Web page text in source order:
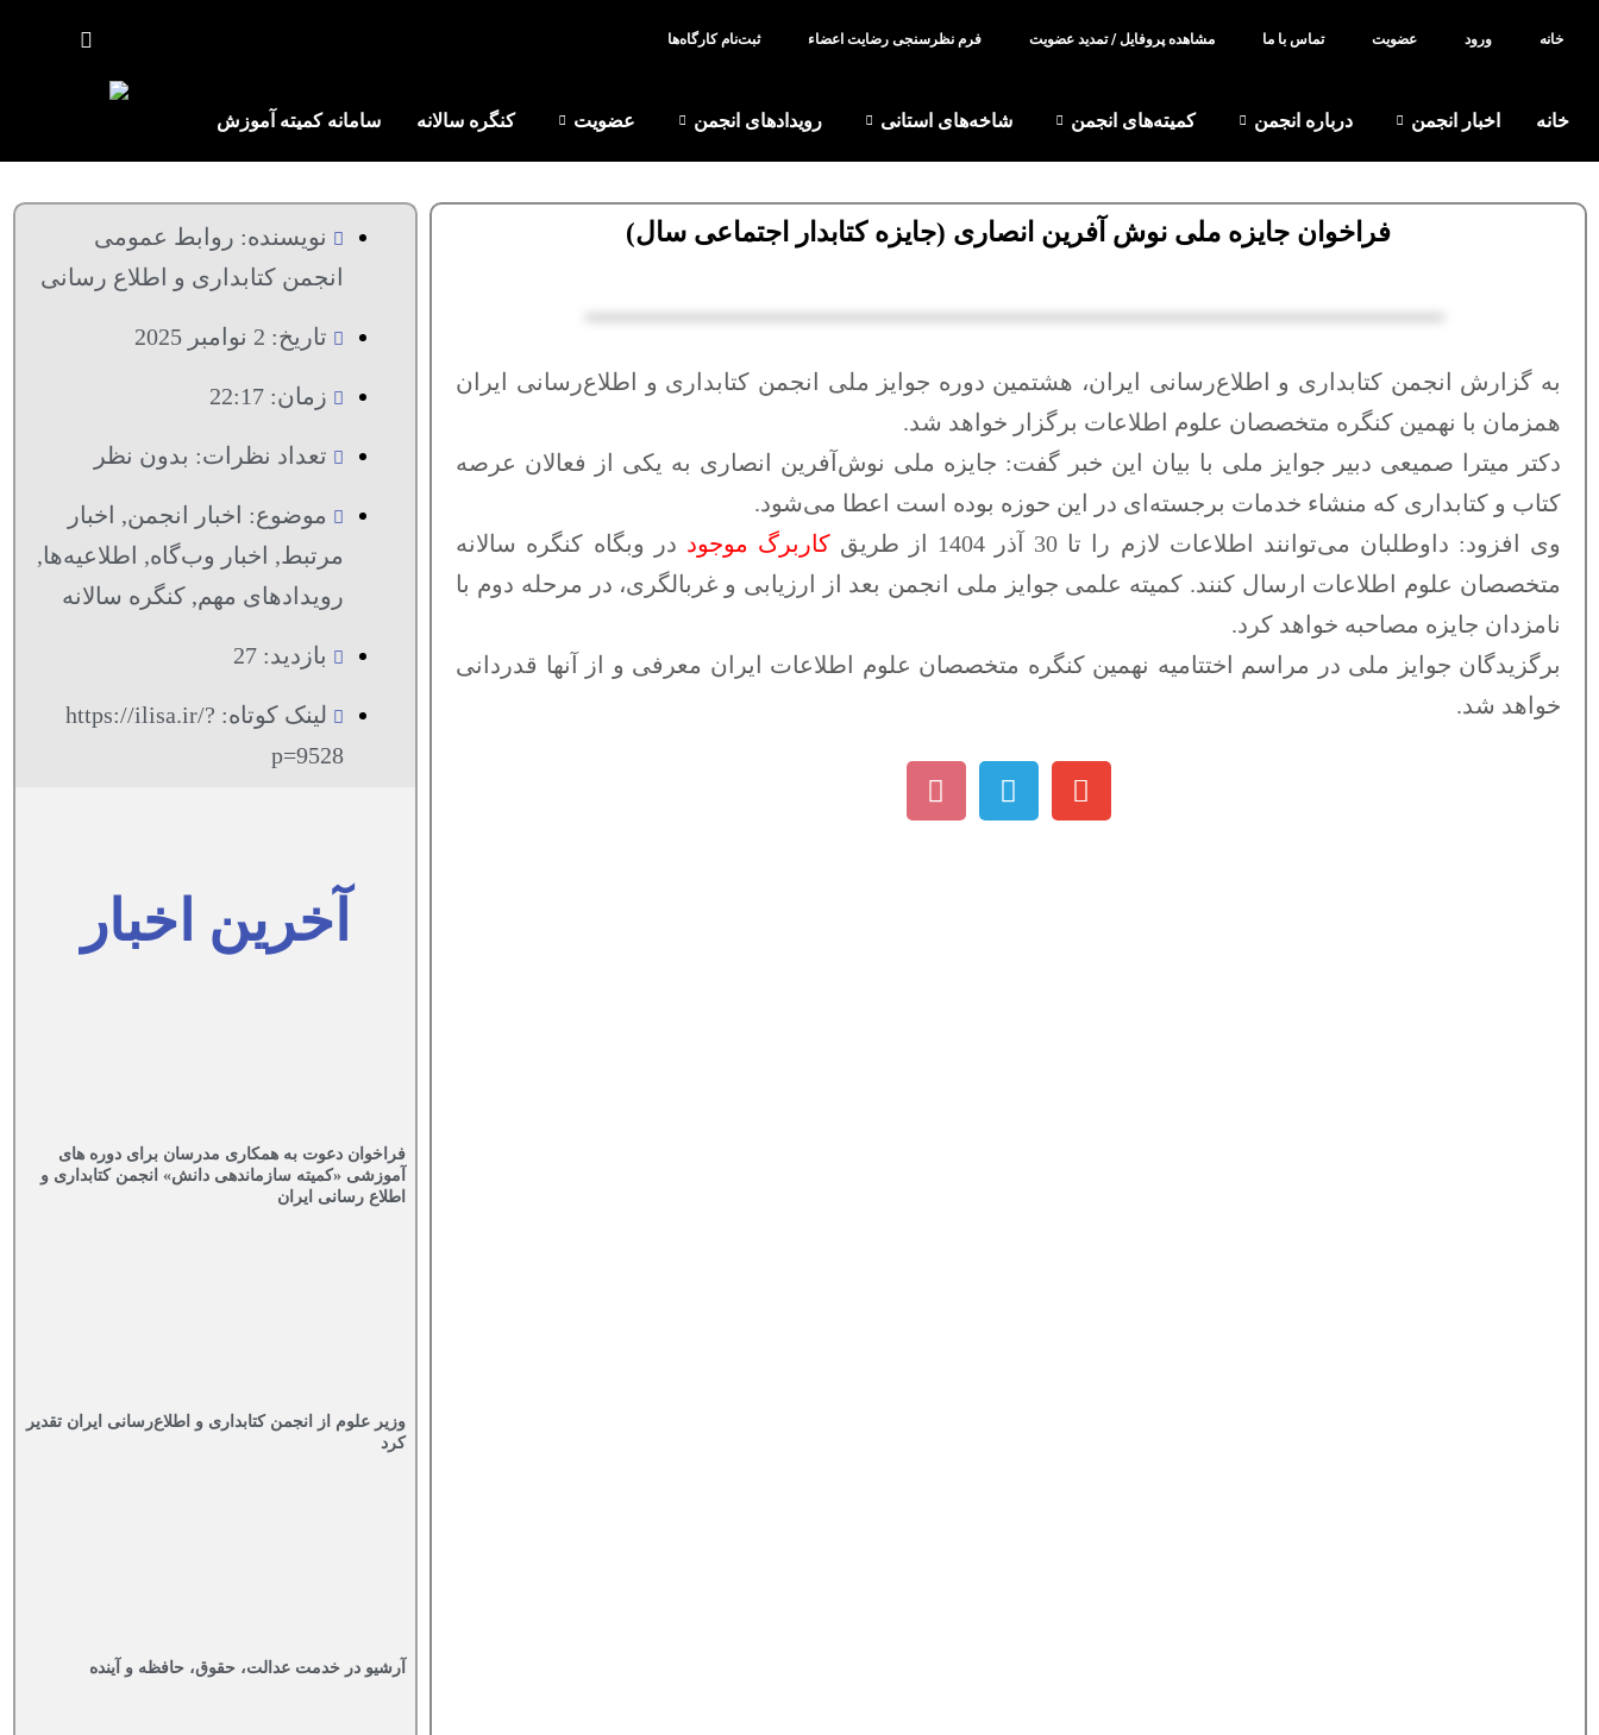
خانه ورود عضویت تماس با ما مشاهده پروفایل / تمدید عضویت فرم نظر‌سنجی رضایت اعضاء ثبت‌نام کارگاه‌ها
خانه اخبار انجمن درباره انجمن کمیته‌های انجمن شاخه‌های استانی رویدادهای انجمن عضویت کنگره سالانه سامانه کمیته آموزش
فراخوان جایزه ملی نوش آفرین انصاری (جایزه کتابدار اجتماعی سال)
به گزارش انجمن کتابداری و اطلاع‌رسانی ایران، هشتمین دوره جوایز ملی انجمن کتابداری و اطلاع‌رسانی ایران
همزمان با نهمین کنگره متخصصان علوم اطلاعات برگزار خواهد شد.
دکتر میترا صمیعی دبیر جوایز ملی با بیان این خبر گفت: جایزه ملی نوش‌آفرین انصاری به یکی از فعالان عرصه
کتاب و کتابداری که منشاء خدمات برجسته‌ای در این حوزه بوده است اعطا می‌شود.
وی افزود: داوطلبان می‌توانند اطلاعات لازم را تا 30 آذر 1404 از طریق
کاربرگ موجود در وبگاه کنگره سالانه
متخصصان علوم اطلاعات ارسال کنند. کمیته علمی جوایز ملی انجمن بعد از ارزیابی و غربالگری، در مرحله دوم با
نامزدان جایزه مصاحبه خواهد کرد.
برگزیدگان جوایز ملی در مراسم اختتامیه نهمین کنگره متخصصان علوم اطلاعات ایران معرفی و از آنها قدردانی
خواهد شد.
نویسنده: روابط عمومی
انجمن کتابداری و اطلاع رسانی
تاریخ: 2 نوامبر 2025
زمان: 22:17
تعداد نظرات: بدون نظر
موضوع: اخبار انجمن, اخبار
مرتبط, اخبار وب‌گاه, اطلاعیه‌ها,
رویدادهای مهم, کنگره سالانه
بازدید: 27
لینک کوتاه: https://ilisa.ir/?
p=9528
آخرین اخبار
فراخوان دعوت به همکاری مدرسان برای دوره های
آموزشی «کمیته سازماندهی دانش» انجمن کتابداری و
اطلاع رسانی ایران
وزیر علوم از انجمن کتابداری و اطلاع‌رسانی ایران تقدیر
کرد
آرشیو در خدمت عدالت، حقوق، حافظه و آینده‌